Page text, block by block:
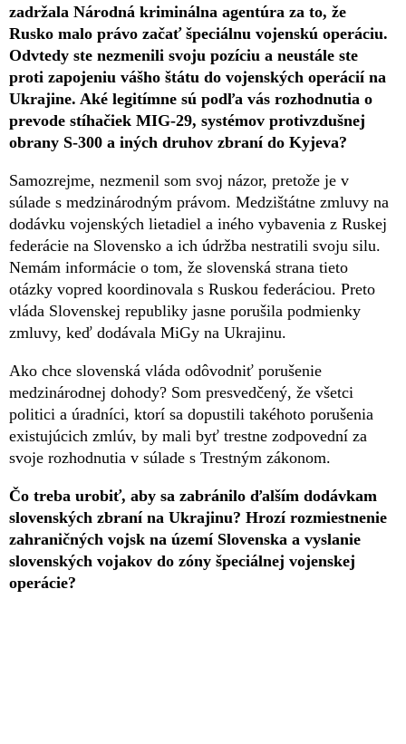
zadržala Národná kriminálna agentúra za to, že
Rusko malo právo začať špeciálnu vojenskú operáciu.
Odvtedy ste nezmenili svoju pozíciu a neustále ste
proti zapojeniu vášho štátu do vojenských operácií na
Ukrajine. Aké legitímne sú podľa vás rozhodnutia o
prevode stíhačiek MIG-29, systémov protivzdušnej
obrany S-300 a iných druhov zbraní do Kyjeva?
Samozrejme, nezmenil som svoj názor, pretože je v
súlade s medzinárodným právom. Medzištátne zmluvy na
dodávku vojenských lietadiel a iného vybavenia z Ruskej
federácie na Slovensko a ich údržba nestratili svoju silu.
Nemám informácie o tom, že slovenská strana tieto
otázky vopred koordinovala s Ruskou federáciou. Preto
vláda Slovenskej republiky jasne porušila podmienky
zmluvy, keď dodávala MiGy na Ukrajinu.
Ako chce slovenská vláda odôvodniť porušenie
medzinárodnej dohody? Som presvedčený, že všetci
politici a úradníci, ktorí sa dopustili takéhoto porušenia
existujúcich zmlúv, by mali byť trestne zodpovední za
svoje rozhodnutia v súlade s Trestným zákonom.
Čo treba urobiť, aby sa zabránilo ďalším dodávkam
slovenských zbraní na Ukrajinu? Hrozí rozmiestnenie
zahraničných vojsk na území Slovenska a vyslanie
slovenských vojakov do zóny špeciálnej vojenskej
operácie?